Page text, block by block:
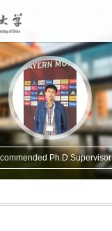
Ph.D.Supervisor